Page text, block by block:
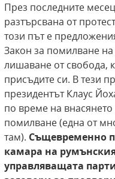
През последните
разтърсвана от
този път е
Закон за помилване
лишаване от свобода,
присъдите си. В тези
президентът Клаус
по време на
помилване (една от
там). Същевременно
камара на
управляващата